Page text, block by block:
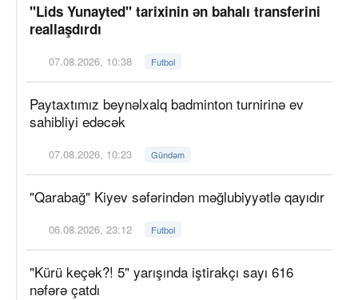
"Lids Yunayted" tarixinin ən bahalı transferini
reallaşdırdı
07.08.2026, 10:38 Futbol
Paytaxtımız beynəlxalq badminton turnirinə ev
sahibliyi edəcək
07.08.2026, 10:23 Gündəm
"Qarabağ" Kiyev səfərindən məğlubiyyətlə qayıdır
06.08.2026, 23:12 Futbol
"Kürü keçək?! 5" yarışında iştirakçı sayı 616
nəfərə çatdı